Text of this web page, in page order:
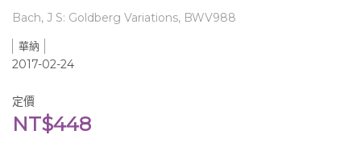
Bach, J S: Goldberg Variations, BWV988
華納
2017-02-24
定價
NT$448